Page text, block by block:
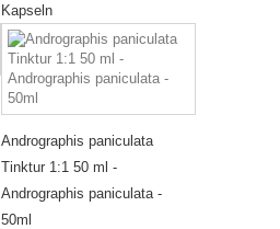
Kapseln
Andrographis paniculata
Tinktur 1:1 50 ml -
Andrographis paniculata -
50ml